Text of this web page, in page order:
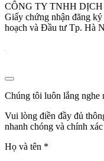
CÔNG TY TNHH
Giấy chứng nhận đăng
hoạch và Đầu tư Tp. Hà
Chúng tôi luôn lắng
Vui lòng điền đầy đủ
nhanh chóng và chính xác
Họ và tên *